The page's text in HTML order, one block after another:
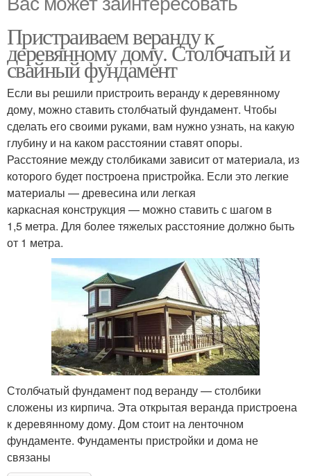
Пристраиваем веранду к
деревянному дому. Столбчатый и
свайный фундамент
Если вы решили пристроить веранду к деревянному
дому, можно ставить столбчатый фундамент. Чтобы
сделать его своими руками, вам нужно узнать, на какую
глубину и на каком расстоянии ставят опоры.
Расстояние между столбиками зависит от материала, из
которого будет построена пристройка. Если это легкие
материалы — древесина или легкая
каркасная конструкция — можно ставить с шагом в
1,5 метра. Для более тяжелых расстояние должно быть
от 1 метра.
Столбчатый фундамент под веранду — столбики
сложены из кирпича. Эта открытая веранда пристроена
к деревянному дому. Дом стоит на ленточном
фундаменте. Фундаменты пристройки и дома не
связаны